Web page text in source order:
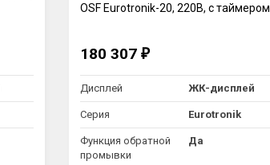
OSF Eurotronik-20, 220В, с таймером
180 307 ₽
Дисплей ЖК-дисплей
Серия Eurotronik
Функция обратной
промывки
Да